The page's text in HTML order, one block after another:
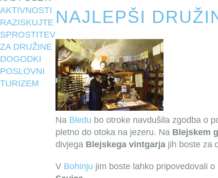
AKTIVNOSTI
RAZISKUJTE
SPROSTITEV
ZA DRUŽINE
DOGODKI
POSLOVNI
TURIZEM
NAJLEPŠI
Na Bledu bo otroke navdušila zgodba o
pletno do otoka na jezeru. Na Blejskem
divjega Blejskega vintgarja jih boste za
V Bohinju jim boste lahko pripovedovali o